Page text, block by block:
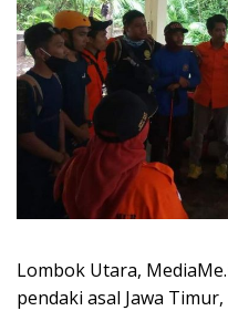
Lombok Utara,
pendaki asal Jawa